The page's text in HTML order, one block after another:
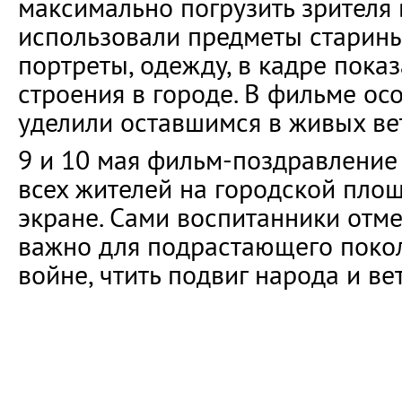
максимально погрузить
использовали предметы
портреты, одежду, в кадре
строения в городе. В фильме
уделили оставшимся в живых
9 и 10 мая фильм-
всех жителей на городской
экране. Сами воспитанники
важно для подрастающего
войне, чтить подвиг народа и